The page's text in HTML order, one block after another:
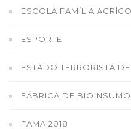
ESCOLA FAMÍLIA
ESPORTE
ESTADO TERRORISTA DE
FÁBRICA DE
FAMA 2018